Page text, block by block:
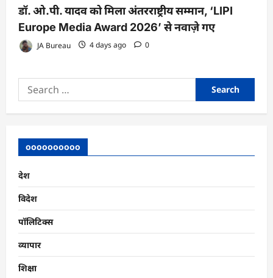
डॉ. ओ.पी. यादव को मिला अंतरराष्ट्रीय सम्मान, ‘LIPI
Europe Media Award 2026’ से नवाज़े गए
JA Bureau 4 days ago 0
Search
for:
oooooooooo
देश
विदेश
पॉलिटिक्स
व्यापार
शिक्षा